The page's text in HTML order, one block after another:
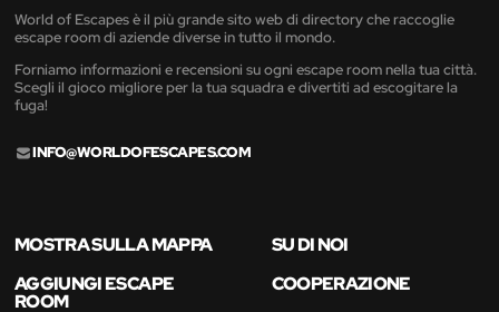
World of Escapes è il più grande sito web di directory che raccoglie
escape room di aziende diverse in tutto il mondo.
Forniamo informazioni e recensioni su ogni escape room nella tua città.
Scegli il gioco migliore per la tua squadra e divertiti ad escogitare la
fuga!
INFO@WORLDOFESCAPES.COM
MOSTRA SULLA MAPPA
SU DI NOI
AGGIUNGI ESCAPE
ROOM
COOPERAZIONE